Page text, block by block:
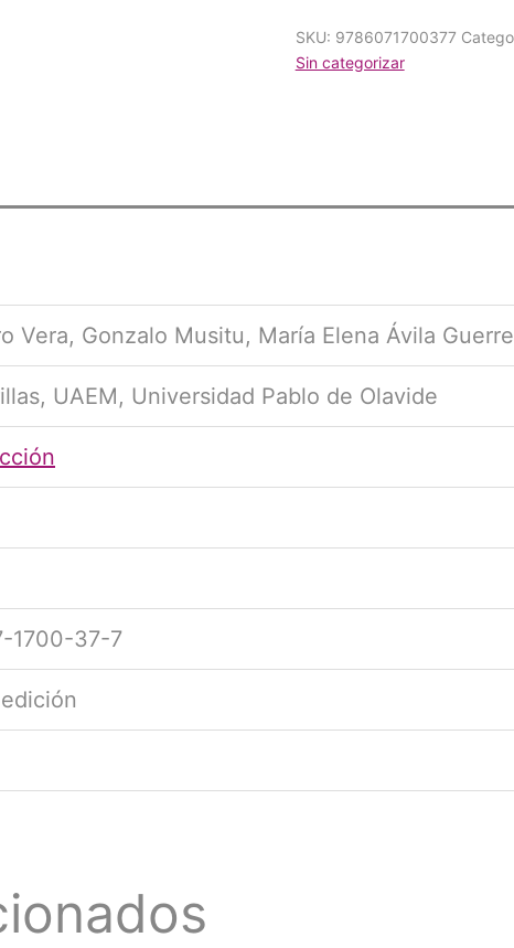
SKU: 9786071700377
Sin categorizar
Vera, Gonzalo Musitu, María Elena Ávila
UAEM, Universidad Pablo de Olavide
1700-37-7